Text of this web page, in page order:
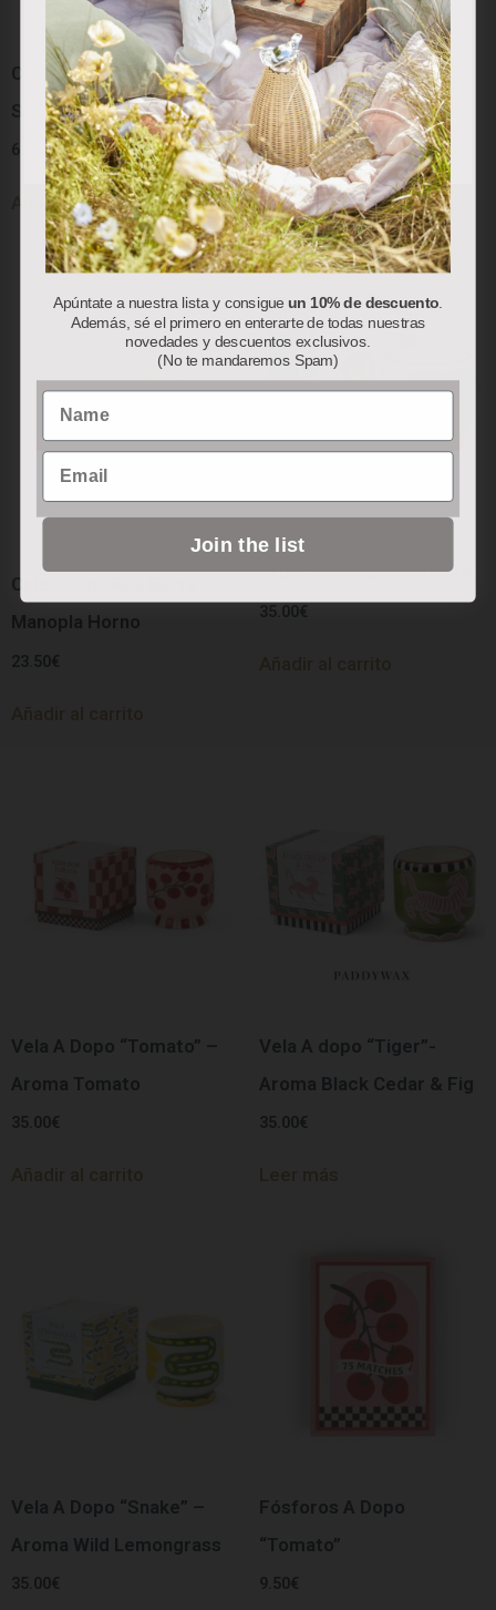
Colección “Red Berry”:
Servilletas de Papel
6.50 €
Añadir al carrito
Colección “Red Berry”:
Bolsa Térmica
78.00€
Añadir al carrito
Colección “Red Berry”:
Manopla Horno
23.50€
Vela A Dopo “Eye” –
Aroma Incense & Smoke
35.00€
Vela A Dopo “Tomato” –
Aroma Tomato
35.00€
Vela A dopo “Tiger”-
Aroma Black Cedar & Fig
35.00€
Vela A Dopo “Snake” –
Aroma Wild Lemongrass
35.00 €
Fósforos A Dopo
“Tomato”
9.50 €
sus hábitos de navegación (por ejemplo, páginas
visitadas). Puede obtener más información y configurar
sus preferencias.
Aceptar Rechazar Personalizar
Apúntate a nuestra lista y consigue un 10% de descuento
Además, sé el primero en enterarte de todas nuestras
novedades y descuentos exclusivos.
(No te mandaremos Spam)
Name
Email
Join the list